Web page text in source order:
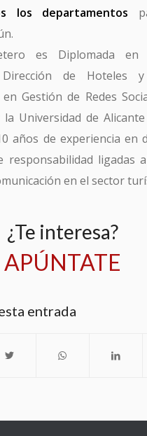
los departamentos
es Diplomada en
de Hoteles y
Gestión de Redes
Universidad de
años de experiencia en
responsabilidad ligadas
en el sector
¿Te interesa?
APÚNTATE
entrada